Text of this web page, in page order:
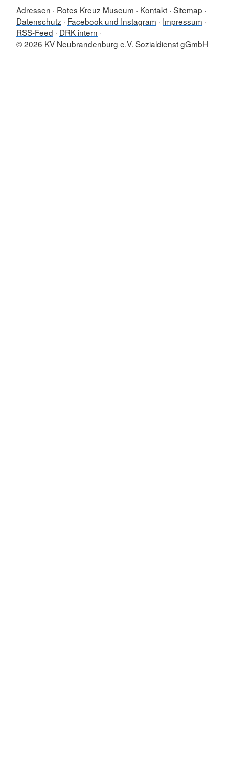
Adressen Rotes Kreuz Museum Kontakt Sitemap
Datenschutz
Facebook und Instagram
Impressum
RSS-Feed
DRK intern
© 2026 KV Neubrandenburg e.V. Sozialdienst gGmbH